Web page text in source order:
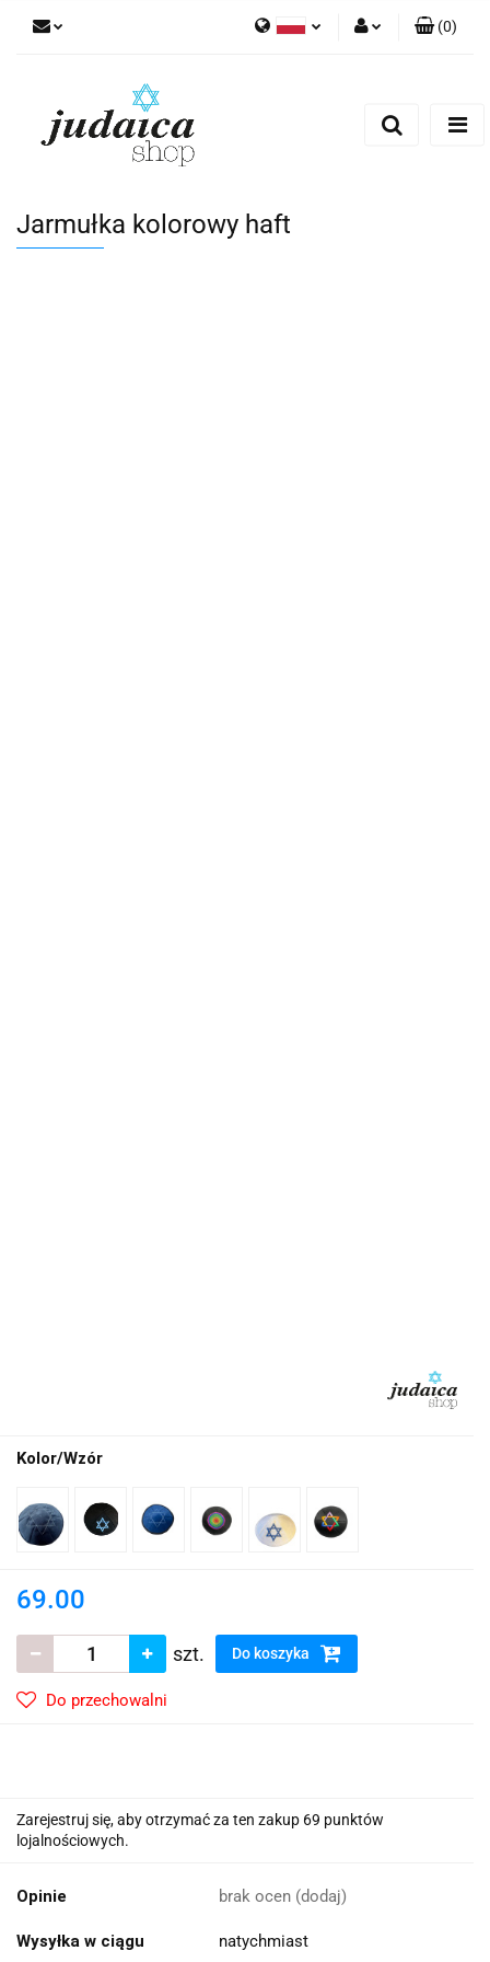
(0)
Jarmułka kolorowy haft
Kolor/Wzór
69.00
szt. Do koszyka
Do przechowalni
Zarejestruj się, aby otrzymać za ten zakup 69 punktów
lojalnościowych.
Opinie brak ocen (dodaj)
Wysyłka w ciągu natychmiast